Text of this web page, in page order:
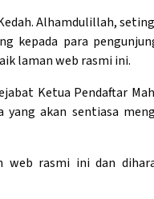
Alhamdulillah,
kepada para
laman web rasmi ini.
Ketua Pendaftar
akan sentiasa
web rasmi ini dan